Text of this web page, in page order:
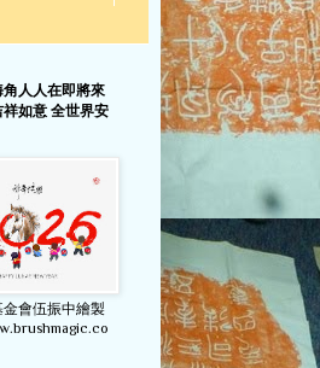
人人在即將來
如意 全世界安
會伍振中繪製